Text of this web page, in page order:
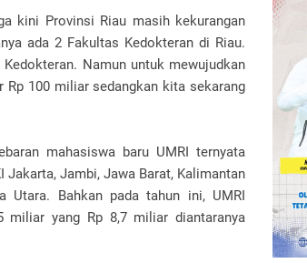
kini Provinsi Riau masih kekurangan
ada 2 Fakultas Kedokteran di Riau.
Namun untuk mewujudkan
Rp 100 miliar sedangkan kita sekarang
mahasiswa baru UMRI ternyata
Jakarta, Jambi, Jawa Barat, Kalimantan
Utara. Bahkan pada tahun ini, UMRI
miliar yang Rp 8,7 miliar diantaranya